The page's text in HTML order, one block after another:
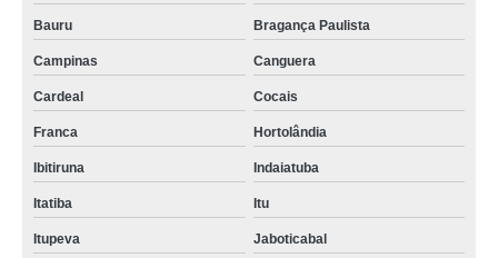
Bauru Bragança Paulista
Campinas Canguera
Cardeal Cocais
Franca Hortolândia
Ibitiruna Indaiatuba
Itatiba Itu
Itupeva Jaboticabal